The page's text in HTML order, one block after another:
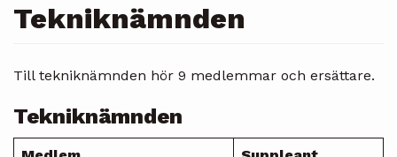
Tekniknämnden
Till tekniknämnden hör 9 medlemmar och ersättare.
Tekniknämnden